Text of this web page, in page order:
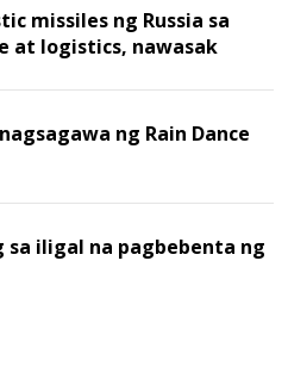
missiles ng Russia sa
at logistics, nawasak
ng Rain Dance
sa iligal na pagbebenta ng